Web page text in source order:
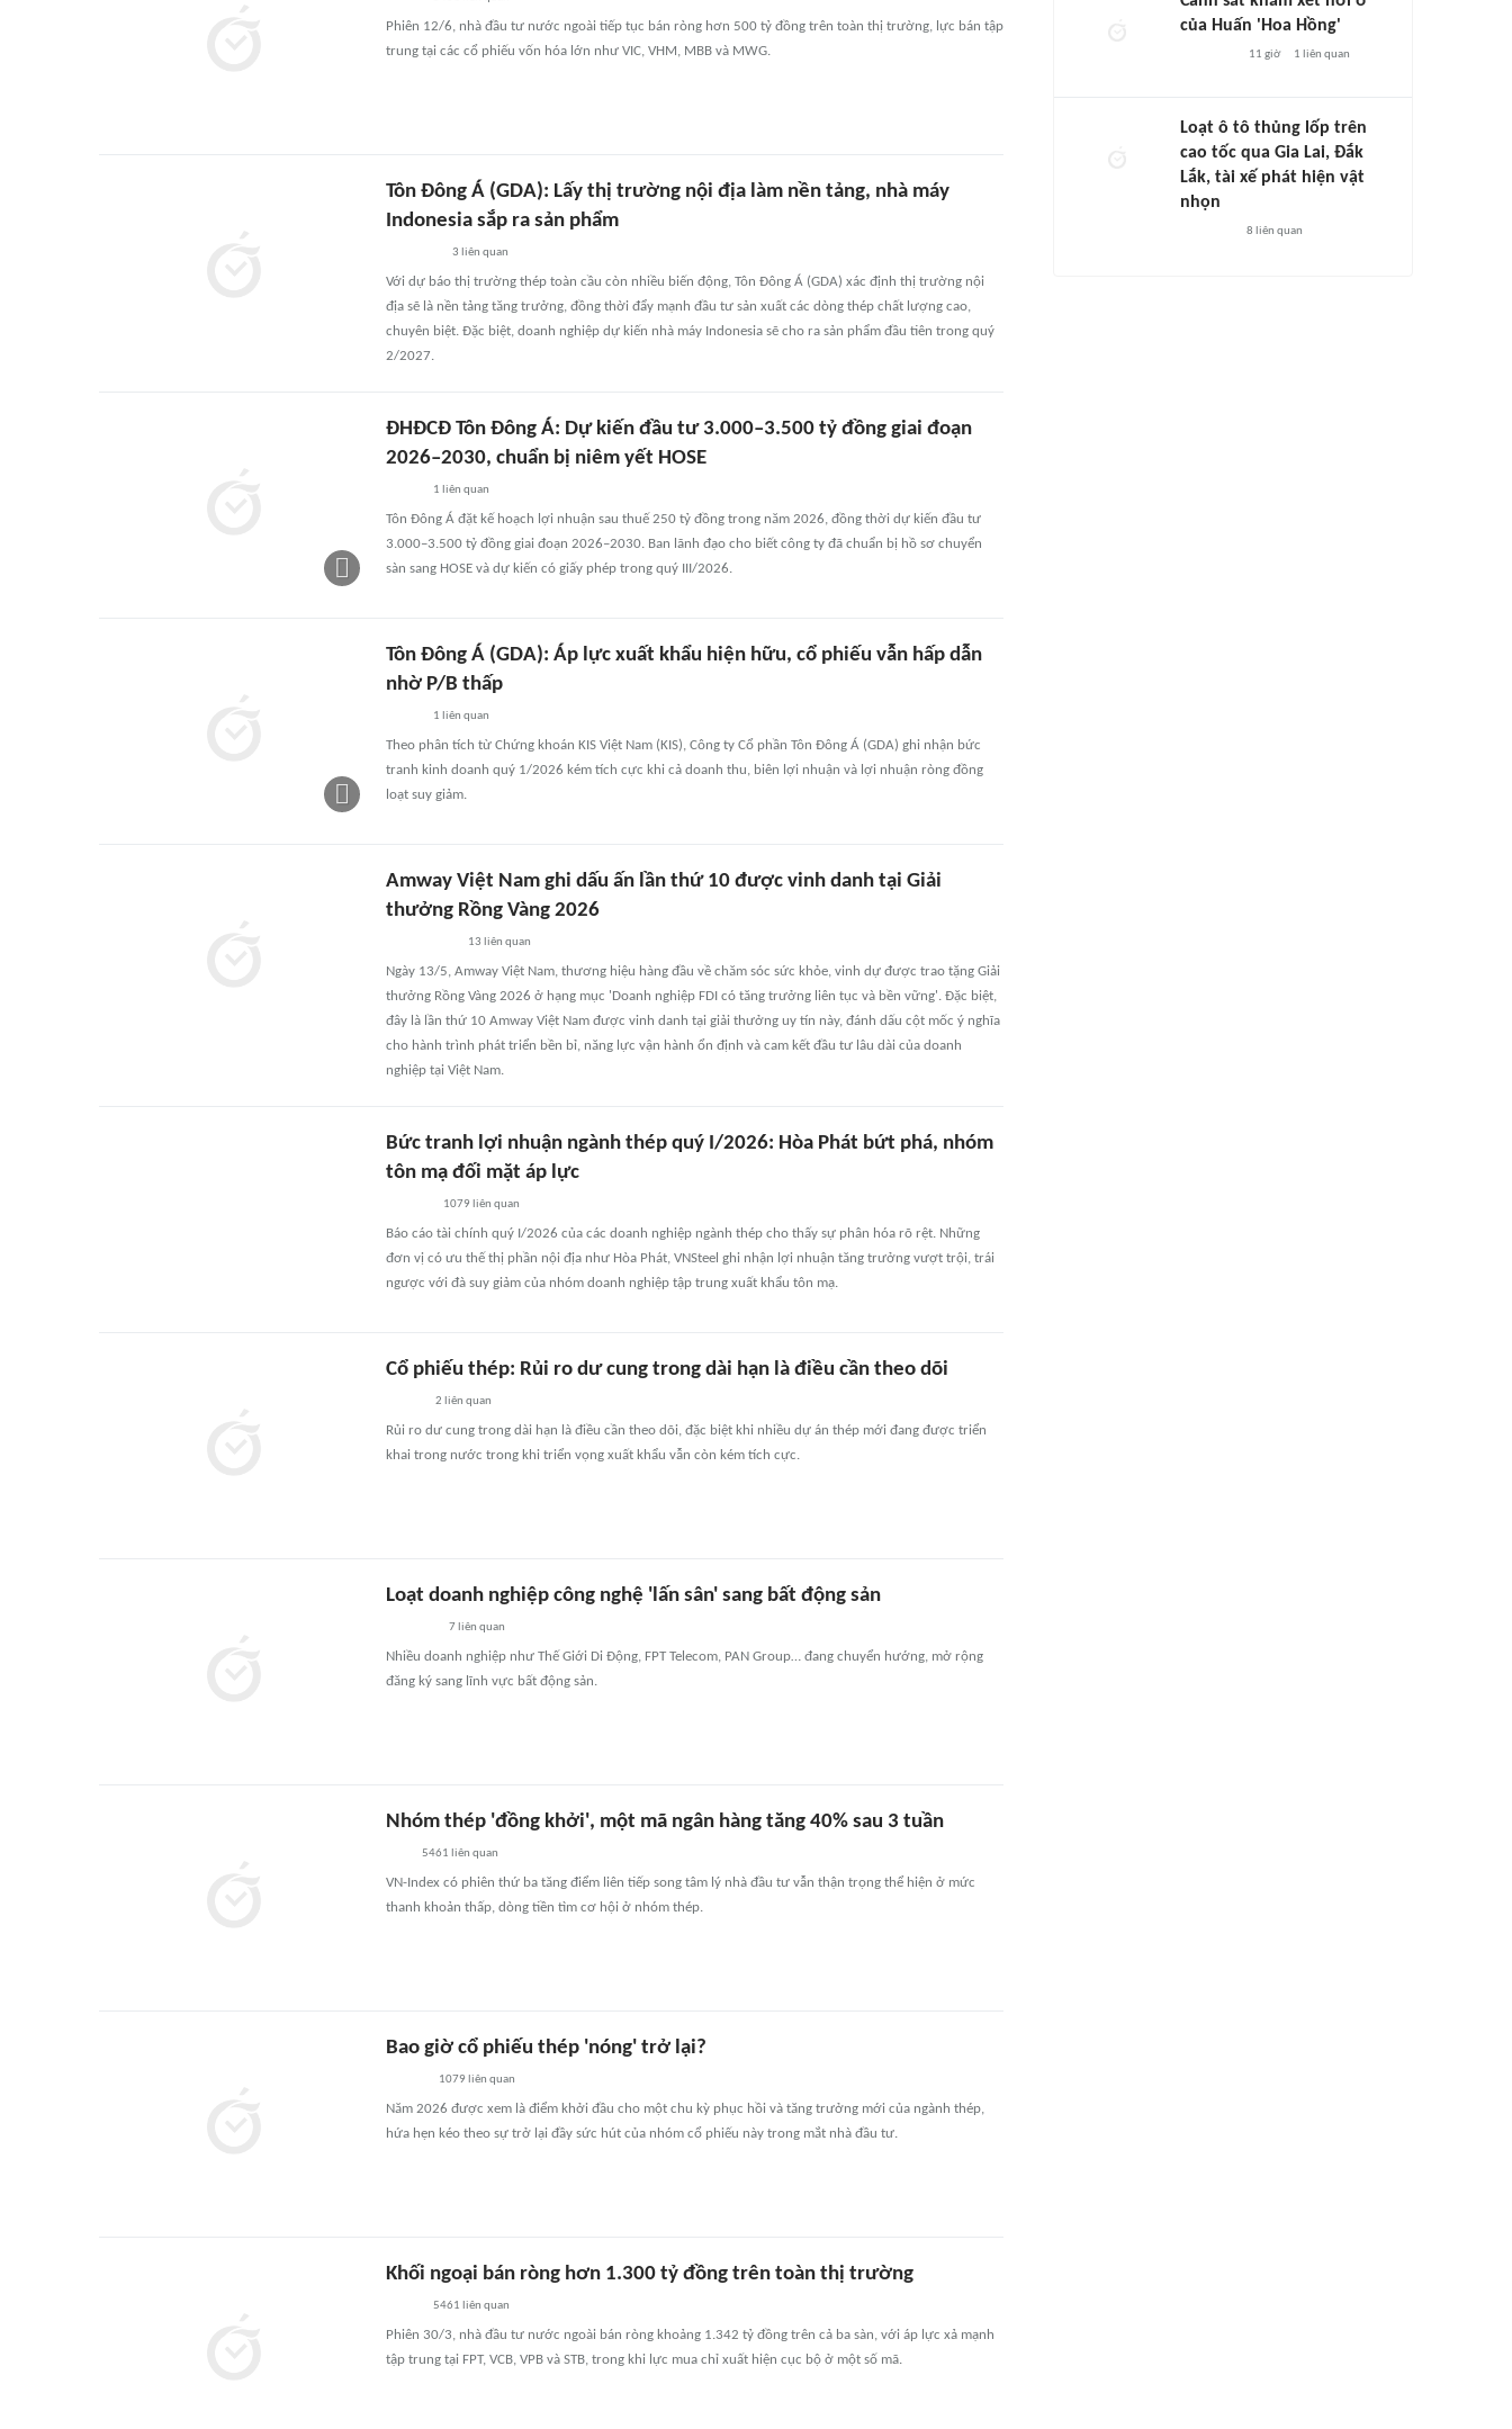
Phiên 12/6, nhà đầu tư nước ngoài tiếp tục bán ròng hơn 500 tỷ đồng trên toàn thị trường, lực bán tập
trung tại các cổ phiếu vốn hóa lớn như VIC, VHM, MBB và MWG.
Tôn Đông Á (GDA): Lấy thị trường nội địa làm nền tảng, nhà máy
Indonesia sắp ra sản phẩm
3 liên quan
Với dự báo thị trường thép toàn cầu còn nhiều biến động, Tôn Đông Á (GDA) xác định thị trường nội
địa sẽ là nền tảng tăng trưởng, đồng thời đẩy mạnh đầu tư sản xuất các dòng thép chất lượng cao,
chuyên biệt. Đặc biệt, doanh nghiệp dự kiến nhà máy Indonesia sẽ cho ra sản phẩm đầu tiên trong quý
2/2027.
ĐHĐCĐ Tôn Đông Á: Dự kiến đầu tư 3.000–3.500 tỷ đồng giai đoạn
2026–2030, chuẩn bị niêm yết HOSE
1 liên quan
Tôn Đông Á đặt kế hoạch lợi nhuận sau thuế 250 tỷ đồng trong năm 2026, đồng thời dự kiến đầu tư
3.000–3.500 tỷ đồng giai đoạn 2026–2030. Ban lãnh đạo cho biết công ty đã chuẩn bị hồ sơ chuyển
sàn sang HOSE và dự kiến có giấy phép trong quý III/2026.
Tôn Đông Á (GDA): Áp lực xuất khẩu hiện hữu, cổ phiếu vẫn hấp dẫn
nhờ P/B thấp
1 liên quan
Theo phân tích từ Chứng khoán KIS Việt Nam (KIS), Công ty Cổ phần Tôn Đông Á (GDA) ghi nhận bức
tranh kinh doanh quý 1/2026 kém tích cực khi cả doanh thu, biên lợi nhuận và lợi nhuận ròng đồng
loạt suy giảm.
Amway Việt Nam ghi dấu ấn lần thứ 10 được vinh danh tại Giải
thưởng Rồng Vàng 2026
13 liên quan
Ngày 13/5, Amway Việt Nam, thương hiệu hàng đầu về chăm sóc sức khỏe, vinh dự được trao tặng Giải
thưởng Rồng Vàng 2026 ở hạng mục 'Doanh nghiệp FDI có tăng trưởng liên tục và bền vững'. Đặc biệt,
đây là lần thứ 10 Amway Việt Nam được vinh danh tại giải thưởng uy tín này, đánh dấu cột mốc ý nghĩa
cho hành trình phát triển bền bỉ, năng lực vận hành ổn định và cam kết đầu tư lâu dài của doanh
nghiệp tại Việt Nam.
Bức tranh lợi nhuận ngành thép quý I/2026: Hòa Phát bứt phá, nhóm
tôn mạ đối mặt áp lực
1079 liên quan
Báo cáo tài chính quý I/2026 của các doanh nghiệp ngành thép cho thấy sự phân hóa rõ rệt. Những
đơn vị có ưu thế thị phần nội địa như Hòa Phát, VNSteel ghi nhận lợi nhuận tăng trưởng vượt trội, trái
ngược với đà suy giảm của nhóm doanh nghiệp tập trung xuất khẩu tôn mạ.
Cổ phiếu thép: Rủi ro dư cung trong dài hạn là điều cần theo dõi
2 liên quan
Rủi ro dư cung trong dài hạn là điều cần theo dõi, đặc biệt khi nhiều dự án thép mới đang được triển
khai trong nước trong khi triển vọng xuất khẩu vẫn còn kém tích cực.
Loạt doanh nghiệp công nghệ 'lấn sân' sang bất động sản
7 liên quan
Nhiều doanh nghiệp như Thế Giới Di Động, FPT Telecom, PAN Group… đang chuyển hướng, mở rộng
đăng ký sang lĩnh vực bất động sản.
Nhóm thép 'đồng khởi', một mã ngân hàng tăng 40% sau 3 tuần
5461 liên quan
VN-Index có phiên thứ ba tăng điểm liên tiếp song tâm lý nhà đầu tư vẫn thận trọng thể hiện ở mức
thanh khoản thấp, dòng tiền tìm cơ hội ở nhóm thép.
Bao giờ cổ phiếu thép 'nóng' trở lại?
1079 liên quan
Năm 2026 được xem là điểm khởi đầu cho một chu kỳ phục hồi và tăng trưởng mới của ngành thép,
hứa hẹn kéo theo sự trở lại đầy sức hút của nhóm cổ phiếu này trong mắt nhà đầu tư.
Khối ngoại bán ròng hơn 1.300 tỷ đồng trên toàn thị trường
5461 liên quan
Phiên 30/3, nhà đầu tư nước ngoài bán ròng khoảng 1.342 tỷ đồng trên cả ba sàn, với áp lực xả mạnh
tập trung tại FPT, VCB, VPB và STB, trong khi lực mua chỉ xuất hiện cục bộ ở một số mã.
của Huấn 'Hoa Hồng'
11 giờ 1 liên quan
Loạt ô tô thủng lốp trên
cao tốc qua Gia Lai, Đắk
Lắk, tài xế phát hiện vật
nhọn
8 liên quan